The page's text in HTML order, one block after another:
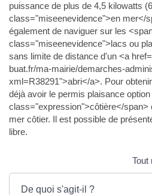
puissance de plus de 4,5 kilowatts
class="miseenevidence">en mer</
également de naviguer sur les
class="miseenevidence">lacs ou
sans limite de distance d'un <a
buat.fr/ma-mairie/demarches-
xml=R38291">abri</a>. Pour
déjà avoir le permis plaisance
class="expression">côtière</span>
mer côtier. Il est possible de
libre.
Tout
De quoi s'agit-il ?